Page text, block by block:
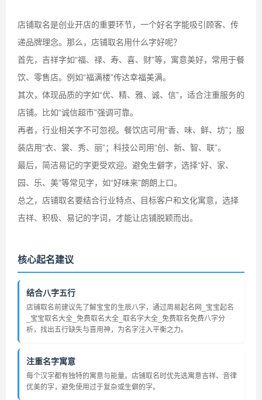
店铺取名是创业开店的重要环节，一个好名字能吸引顾客、传
递品牌理念。那么，店铺取名用什么字好呢？
首先，吉祥字如“福、禄、寿、喜、财”等，寓意美好，常用于餐
饮、零售店。例如“福满楼”传达幸福美满。
其次，体现品质的字如“优、精、雅、诚、信”，适合注重服务的
店铺。比如“诚信超市”强调可靠。
再者，行业相关字不可忽视。餐饮店可用“香、味、鲜、坊”；服
装店用“衣、裳、秀、丽”；科技公司用“创、新、智、联”。
最后，简洁易记的字更受欢迎。避免生僻字，选择“好、家、
园、乐、美”等常见字，如“好味来”朗朗上口。
总之，店铺取名要结合行业特点、目标客户和文化寓意，选择
吉祥、积极、易记的字词，才能让店铺脱颖而出。
核心起名建议
结合八字五行
店铺取名前建议先了解宝宝的生辰八字，通过周易起名网_宝宝起名
_宝宝取名大全_免费取名大全_取名字大全_免费取名免费八字分
析，找出五行缺失与喜用神，为名字注入平衡之力。
注重名字寓意
每个汉字都有独特的寓意与能量。店铺取名时优先选寓意吉祥、音律
优美的字，避免使用过于复杂或生僻的字。